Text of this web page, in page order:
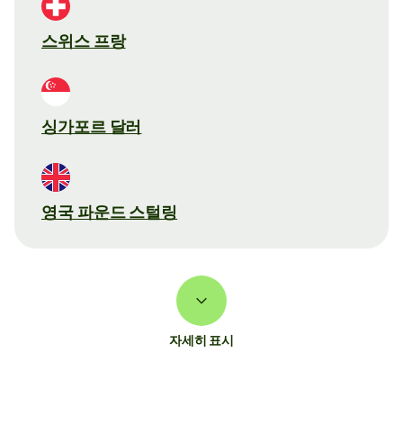
스위스 프랑
싱가포르 달러
영국 파운드 스털링
자세히 표시